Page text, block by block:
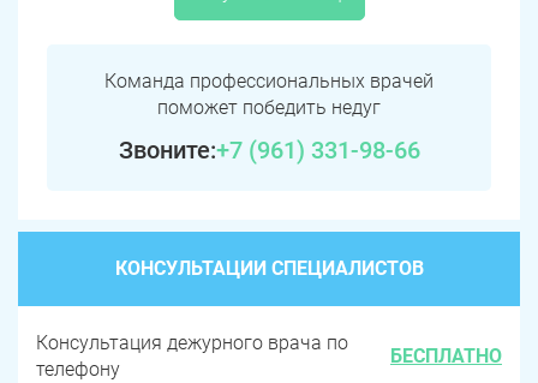
Команда профессиональных врачей
поможет победить недуг
Звоните:+7 (961) 331-98-66
КОНСУЛЬТАЦИИ СПЕЦИАЛИСТОВ
Консультация дежурного врача по
телефону
БЕСПЛАТНО